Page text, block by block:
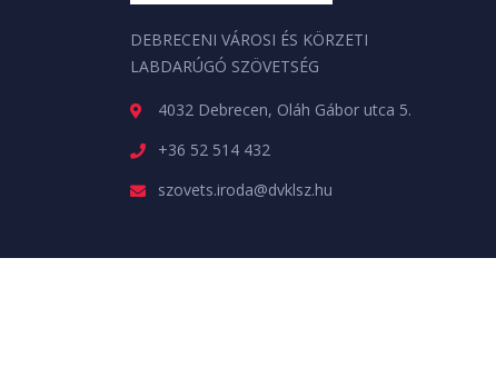
DEBRECENI VÁROSI ÉS KÖRZETI
LABDARÚGÓ SZÖVETSÉG
4032 Debrecen, Oláh Gábor utca 5.
+36 52 514 432
szovets.iroda@dvklsz.hu